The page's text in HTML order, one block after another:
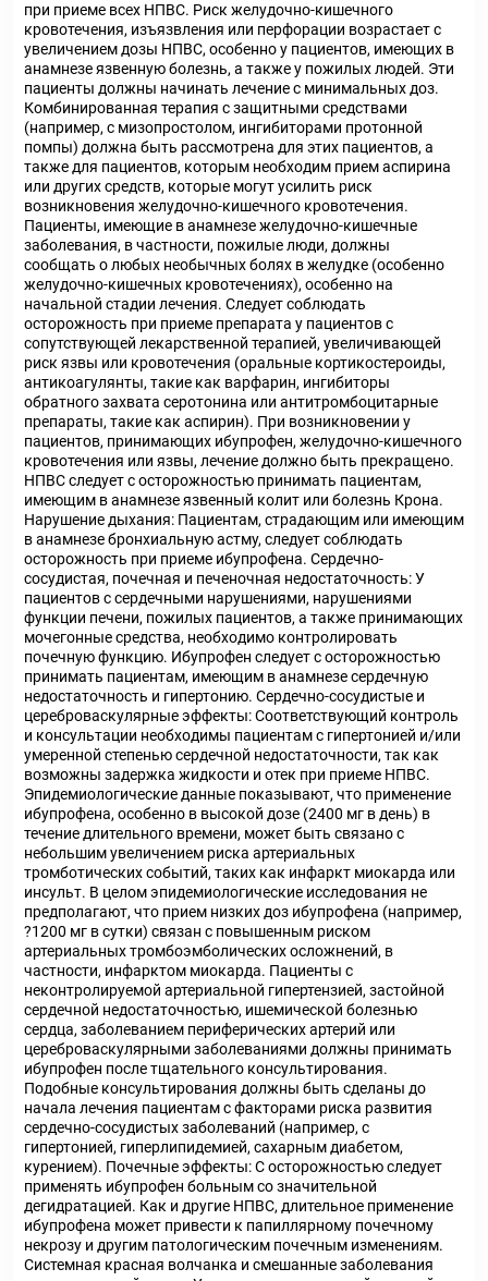
при приеме всех НПВС. Риск желудочно-кишечного
кровотечения, изъязвления или перфорации возрастает с
увеличением дозы НПВС, особенно у пациентов, имеющих в
анамнезе язвенную болезнь, а также у пожилых людей. Эти
пациенты должны начинать лечение с минимальных доз.
Комбинированная терапия с защитными средствами
(например, с мизопростолом, ингибиторами протонной
помпы) должна быть рассмотрена для этих пациентов, а
также для пациентов, которым необходим прием аспирина
или других средств, которые могут усилить риск
возникновения желудочно-кишечного кровотечения.
Пациенты, имеющие в анамнезе желудочно-кишечные
заболевания, в частности, пожилые люди, должны
сообщать о любых необычных болях в желудке (особенно
желудочно-кишечных кровотечениях), особенно на
начальной стадии лечения. Следует соблюдать
осторожность при приеме препарата у пациентов с
сопутствующей лекарственной терапией, увеличивающей
риск язвы или кровотечения (оральные кортикостероиды,
антикоагулянты, такие как варфарин, ингибиторы
обратного захвата серотонина или антитромбоцитарные
препараты, такие как аспирин). При возникновении у
пациентов, принимающих ибупрофен, желудочно-кишечного
кровотечения или язвы, лечение должно быть прекращено.
НПВС следует с осторожностью принимать пациентам,
имеющим в анамнезе язвенный колит или болезнь Крона.
Нарушение дыхания: Пациентам, страдающим или имеющим
в анамнезе бронхиальную астму, следует соблюдать
осторожность при приеме ибупрофена. Сердечно-
сосудистая, почечная и печеночная недостаточность: У
пациентов с сердечными нарушениями, нарушениями
функции печени, пожилых пациентов, а также принимающих
мочегонные средства, необходимо контролировать
почечную функцию. Ибупрофен следует с осторожностью
принимать пациентам, имеющим в анамнезе сердечную
недостаточность и гипертонию. Сердечно-сосудистые и
цереброваскулярные эффекты: Соответствующий контроль
и консультации необходимы пациентам с гипертонией и/или
умеренной степенью сердечной недостаточности, так как
возможны задержка жидкости и отек при приеме НПВС.
Эпидемиологические данные показывают, что применение
ибупрофена, особенно в высокой дозе (2400 мг в день) в
течение длительного времени, может быть связано с
небольшим увеличением риска артериальных
тромботических событий, таких как инфаркт миокарда или
инсульт. В целом эпидемиологические исследования не
предполагают, что прием низких доз ибупрофена (например,
?1200 мг в сутки) связан с повышенным риском
артериальных тромбоэмболических осложнений, в
частности, инфарктом миокарда. Пациенты с
неконтролируемой артериальной гипертензией, застойной
сердечной недостаточностью, ишемической болезнью
сердца, заболеванием периферических артерий или
цереброваскулярными заболеваниями должны принимать
ибупрофен после тщательного консультирования.
Подобные консультирования должны быть сделаны до
начала лечения пациентам с факторами риска развития
сердечно-сосудистых заболеваний (например, с
гипертонией, гиперлипидемией, сахарным диабетом,
курением). Почечные эффекты: С осторожностью следует
применять ибупрофен больным со значительной
дегидратацией. Как и другие НПВС, длительное применение
ибупрофена может привести к папиллярному почечному
некрозу и другим патологическим почечным изменениям.
Системная красная волчанка и смешанные заболевания